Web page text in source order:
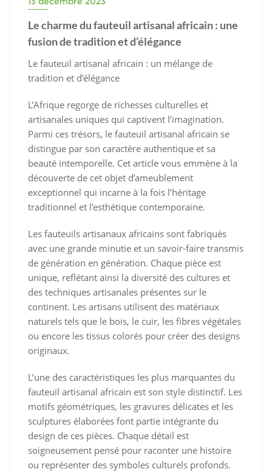
Le charme du fauteuil artisanal africain : une
fusion de tradition et d’élégance
Le fauteuil artisanal africain : un mélange de
tradition et d’élégance
L’Afrique regorge de richesses culturelles et
artisanales uniques qui captivent l’imagination.
Parmi ces trésors, le fauteuil artisanal africain se
distingue par son caractère authentique et sa
beauté intemporelle. Cet article vous emmène à la
découverte de cet objet d’ameublement
exceptionnel qui incarne à la fois l’héritage
traditionnel et l’esthétique contemporaine.
Les fauteuils artisanaux africains sont fabriqués
avec une grande minutie et un savoir-faire transmis
de génération en génération. Chaque pièce est
unique, reflétant ainsi la diversité des cultures et
des techniques artisanales présentes sur le
continent. Les artisans utilisent des matériaux
naturels tels que le bois, le cuir, les fibres végétales
ou encore les tissus colorés pour créer des designs
originaux.
L’une des caractéristiques les plus marquantes du
fauteuil artisanal africain est son style distinctif. Les
motifs géométriques, les gravures délicates et les
sculptures élaborées font partie intégrante du
design de ces pièces. Chaque détail est
soigneusement pensé pour raconter une histoire
ou représenter des symboles culturels profonds.